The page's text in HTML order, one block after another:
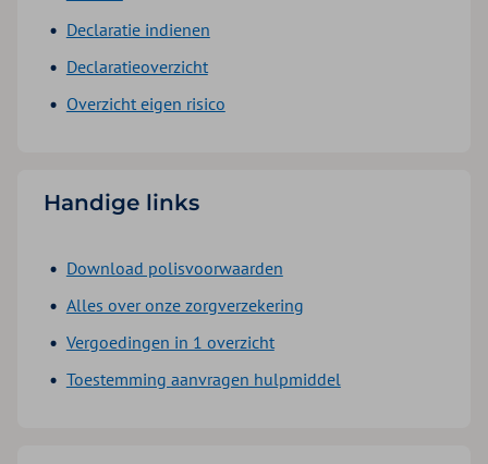
Declaratie indienen
Declaratieoverzicht
Overzicht eigen risico
Handige links
Download polisvoorwaarden
Alles over onze zorgverzekering
Vergoedingen in 1 overzicht
Toestemming aanvragen hulpmiddel